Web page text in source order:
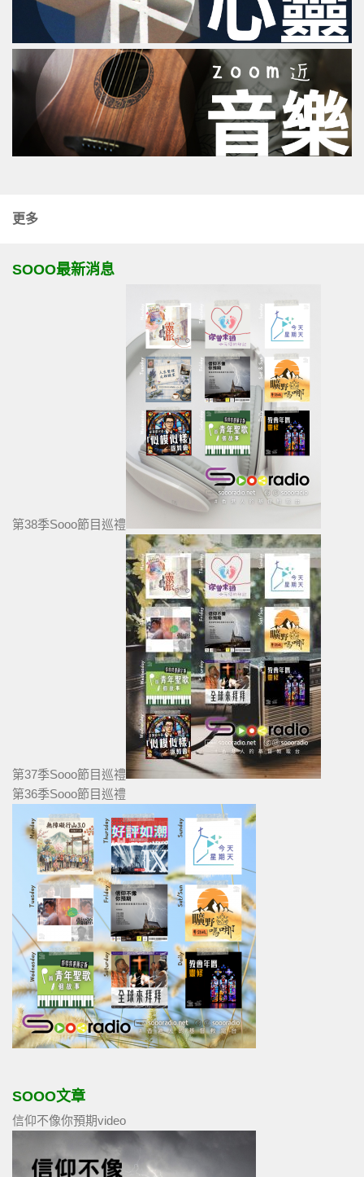
更多
SOOO最新消息
第38季Sooo節目巡禮
第37季Sooo節目巡禮
第36季Sooo節目巡禮
SOOO文章
信仰不像你預期video